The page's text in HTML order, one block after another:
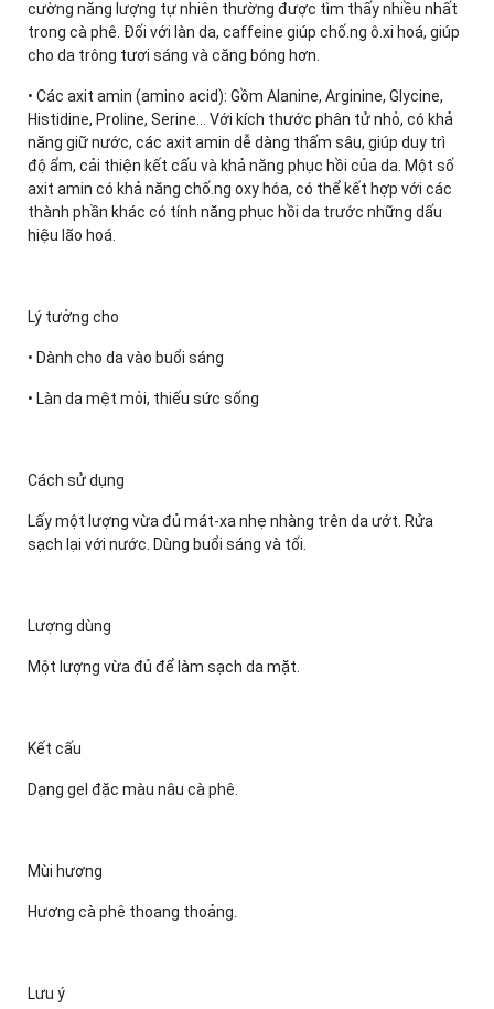
cường năng lượng tự nhiên thường được tìm thấy nhiều nhất
trong cà phê. Đối với làn da, caffeine giúp chố.ng ô.xi hoá, giúp
cho da trông tươi sáng và căng bóng hơn.
• Các axit amin (amino acid): Gồm Alanine, Arginine, Glycine,
Histidine, Proline, Serine… Với kích thước phân tử nhỏ, có khả
năng giữ nước, các axit amin dễ dàng thấm sâu, giúp duy trì
độ ẩm, cải thiện kết cấu và khả năng phục hồi của da. Một số
axit amin có khả năng chố.ng oxy hóa, có thể kết hợp với các
thành phần khác có tính năng phục hồi da trước những dấu
hiệu lão hoá.
Lý tưởng cho
• Dành cho da vào buổi sáng
• Làn da mệt mỏi, thiếu sức sống
Cách sử dụng
Lấy một lượng vừa đủ mát-xa nhẹ nhàng trên da ướt. Rửa
sạch lại với nước. Dùng buổi sáng và tối.
Lượng dùng
Một lượng vừa đủ để làm sạch da mặt.
Kết cấu
Dạng gel đặc màu nâu cà phê.
Mùi hương
Hương cà phê thoang thoảng.
Lưu ý